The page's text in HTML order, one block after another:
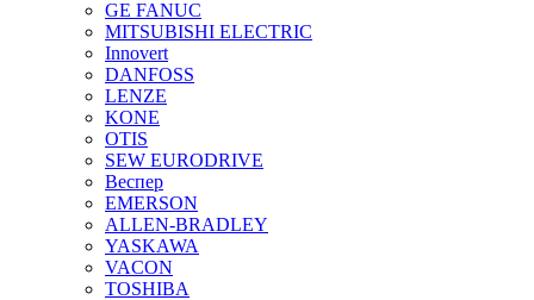
GE FANUC
MITSUBISHI ELECTRIC
Innovert
DANFOSS
LENZE
KONE
OTIS
SEW EURODRIVE
Веспер
EMERSON
ALLEN-BRADLEY
YASKAWA
VACON
TOSHIBA